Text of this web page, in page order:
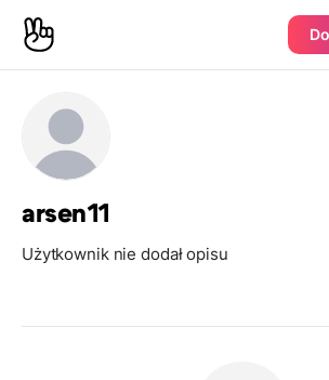
arsen11
Użytkownik nie dodał opisu